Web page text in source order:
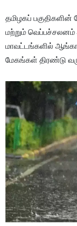
தமிழகப் பகுதிகளின்
மற்றும்
மாவட்டங்களில்
மேகங்கள் திரண்டு